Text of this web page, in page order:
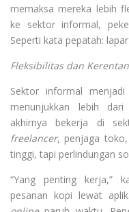
memaksa mereka lebih
ke sektor informal,
Seperti kata pepatah:
Fleksibilitas dan
Sektor informal
menunjukkan lebih
akhirnya bekerja di
freelancer, penjaga toko,
tinggi, tapi perlindungan
“Yang penting kerja,”
pesanan kopi lewat